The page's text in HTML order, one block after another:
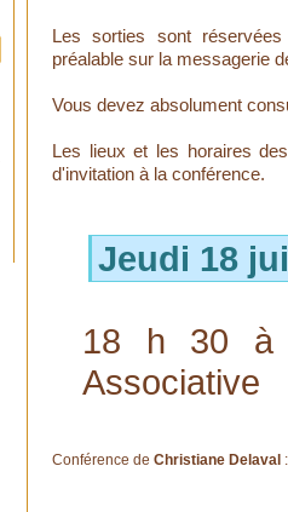
Les sorties sont
préalable sur la messagerie
Vous devez absolument
Les lieux et les horaires
d'invitation à la conférence.
Jeudi 18
18 h 30 à
Associative
Conférence de Christiane Delaval :